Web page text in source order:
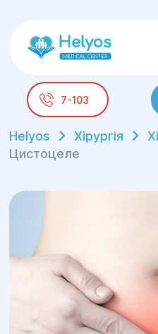
7-103
Helyos Хірургія
Цистоцеле